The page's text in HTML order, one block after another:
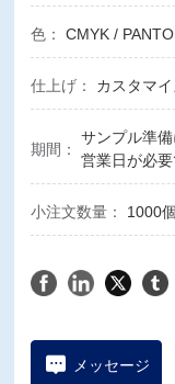
色： CMYK /
仕上げ： カスタマ
期間：
サンプル準
営業日が必
小注文数量： 1000個
メッセージ